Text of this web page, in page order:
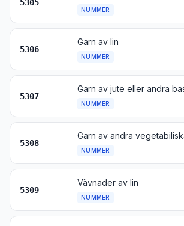
5305
NUMMER
5306
Garn av lin
NUMMER
5307
NUMMER
5308
NUMMER
5309
Vävnader av lin
NUMMER